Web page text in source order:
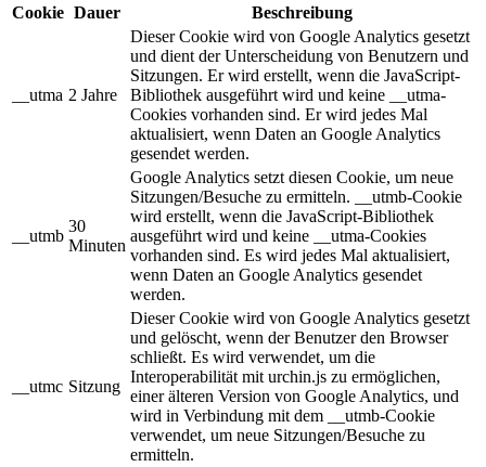
Cookie Dauer Beschreibung
__utma 2 Jahre
Dieser Cookie wird von Google Analytics gesetzt
und dient der Unterscheidung von Benutzern und
Sitzungen. Er wird erstellt, wenn die JavaScript-
Bibliothek ausgeführt wird und keine __utma-
Cookies vorhanden sind. Er wird jedes Mal
aktualisiert, wenn Daten an Google Analytics
gesendet werden.
__utmb
30
Minuten
Google Analytics setzt diesen Cookie, um neue
Sitzungen/Besuche zu ermitteln. __utmb-Cookie
wird erstellt, wenn die JavaScript-Bibliothek
ausgeführt wird und keine __utma-Cookies
vorhanden sind. Es wird jedes Mal aktualisiert,
wenn Daten an Google Analytics gesendet
werden.
__utmc Sitzung
Dieser Cookie wird von Google Analytics gesetzt
und gelöscht, wenn der Benutzer den Browser
schließt. Es wird verwendet, um die
Interoperabilität mit urchin.js zu ermöglichen,
einer älteren Version von Google Analytics, und
wird in Verbindung mit dem __utmb-Cookie
verwendet, um neue Sitzungen/Besuche zu
ermitteln.